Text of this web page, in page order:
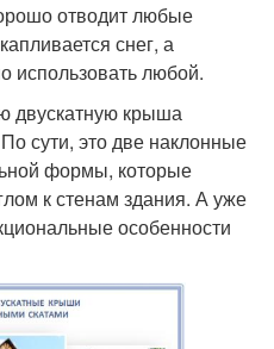
отводит любые
снег, а
использовать любой.
двускатную крыша
сути, это две наклонные
формы, которые
к стенам здания. А уже
особенности